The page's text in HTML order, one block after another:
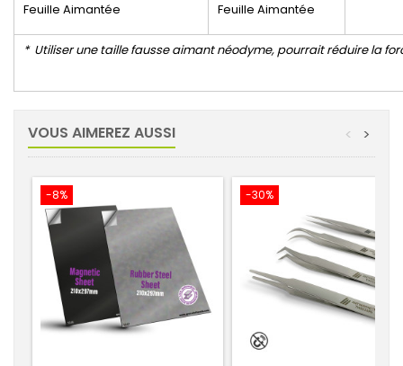
Feuille Aimantée Feuille Aimantée
* Utiliser une taille fausse aimant néodyme, pourrait réduire la
VOUS AIMEREZ AUSSI >
<
-8% -30%